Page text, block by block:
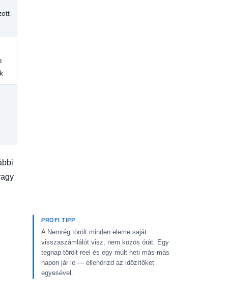
PROFI TIPP
A Nemrég törölt minden eleme saját
visszaszámlálót visz, nem közös órát. Egy
tegnap törölt reel és egy múlt heti más-más
napon jár le — ellenőrizd az időzítőket
egyesével.